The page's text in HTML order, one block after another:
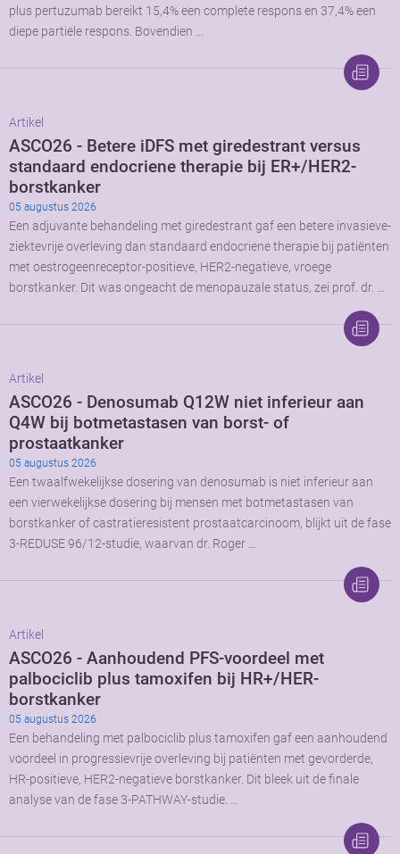
plus pertuzumab bereikt 15,4% een complete respons en 37,4% een
diepe partiële respons. Bovendien …
Artikel
ASCO26 - Betere iDFS met giredestrant versus
standaard endocriene therapie bij ER+/HER2-
borstkanker
05 augustus 2026
Een adjuvante behandeling met giredestrant gaf een betere invasieve-
ziektevrije overleving dan standaard endocriene therapie bij patiënten
met oestrogeenreceptor-positieve, HER2-negatieve, vroege
borstkanker. Dit was ongeacht de menopauzale status, zei prof. dr. …
Artikel
ASCO26 - Denosumab Q12W niet inferieur aan
Q4W bij botmetastasen van borst- of
prostaatkanker
05 augustus 2026
Een twaalfwekelijkse dosering van denosumab is niet inferieur aan
een vierwekelijkse dosering bij mensen met botmetastasen van
borstkanker of castratieresistent prostaatcarcinoom, blijkt uit de fase
3-REDUSE 96/12-studie, waarvan dr. Roger …
Artikel
ASCO26 - Aanhoudend PFS-voordeel met
palbociclib plus tamoxifen bij HR+/HER-
borstkanker
05 augustus 2026
Een behandeling met palbociclib plus tamoxifen gaf een aanhoudend
voordeel in progressievrije overleving bij patiënten met gevorderde,
HR-positieve, HER2-negatieve borstkanker. Dit bleek uit de finale
analyse van de fase 3-PATHWAY-studie. …